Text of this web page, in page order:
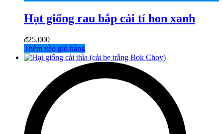
Hạt giống rau bắp cải tí hon xanh
₫25.000
Thêm vào giỏ hàng